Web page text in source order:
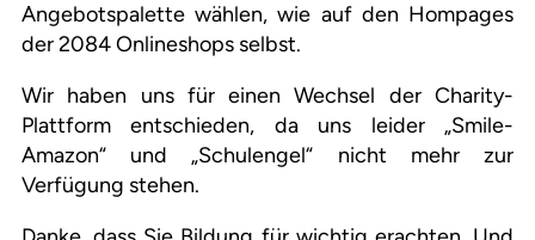
Angebotspalette wählen, wie auf den Hompages
der 2084 Onlineshops selbst.
Wir haben uns für einen Wechsel der Charity-
Plattform entschieden, da uns leider „Smile-
Amazon“ und „Schulengel“ nicht mehr zur
Verfügung stehen.